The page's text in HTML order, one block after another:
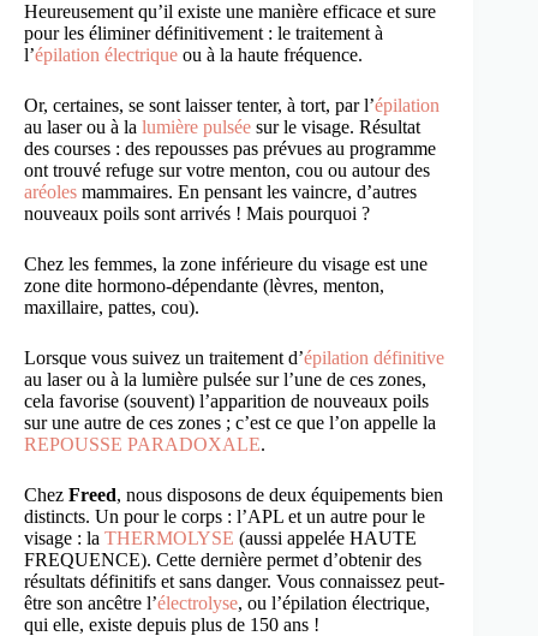
Heureusement qu’il existe une manière efficace et sure
pour les éliminer définitivement : le traitement à
l’épilation électrique ou à la haute fréquence.
Or, certaines, se sont laisser tenter, à tort, par l’épilation
au laser ou à la lumière pulsée sur le visage. Résultat
des courses : des repousses pas prévues au programme
ont trouvé refuge sur votre menton, cou ou autour des
aréoles mammaires. En pensant les vaincre, d’autres
nouveaux poils sont arrivés ! Mais pourquoi ?
Chez les femmes, la zone inférieure du visage est une
zone dite hormono-dépendante (lèvres, menton,
maxillaire, pattes, cou).
Lorsque vous suivez un traitement d’épilation définitive
au laser ou à la lumière pulsée sur l’une de ces zones,
cela favorise (souvent) l’apparition de nouveaux poils
sur une autre de ces zones ; c’est ce que l’on appelle la
REPOUSSE PARADOXALE.
Chez Freed, nous disposons de deux équipements bien
distincts. Un pour le corps : l’APL et un autre pour le
visage : la THERMOLYSE (aussi appelée HAUTE
FREQUENCE). Cette dernière permet d’obtenir des
résultats définitifs et sans danger. Vous connaissez peut-
être son ancêtre l’électrolyse, ou l’épilation électrique,
qui elle, existe depuis plus de 150 ans !